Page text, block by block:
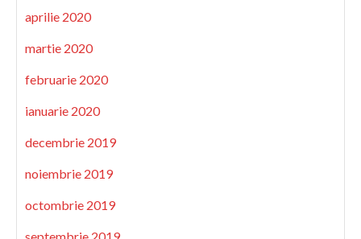
aprilie 2020
martie 2020
februarie 2020
ianuarie 2020
decembrie 2019
noiembrie 2019
octombrie 2019